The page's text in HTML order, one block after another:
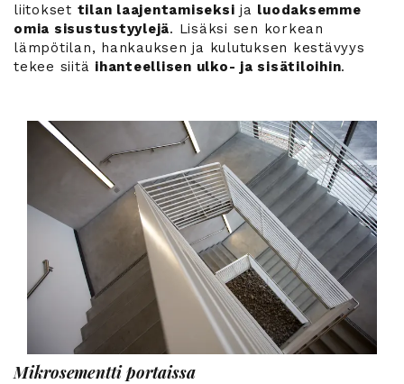
liitokset tilan laajentamiseksi ja luodaksemme
omia sisustustyylejä. Lisäksi sen korkean
lämpötilan, hankauksen ja kulutuksen kestävyys
tekee siitä ihanteellisen ulko- ja sisätiloihin.
Mikrosementti portaissa